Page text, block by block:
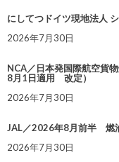
にしてつドイツ現地法人
2026年7月30日
NCA／日本発国際航空貨
8月1日適用 改定）
2026年7月30日
JAL／2026年8月前半 燃
2026年7月30日